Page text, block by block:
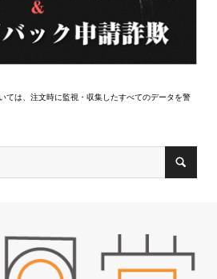
ては、注文時に監視・収集したすべてのデータを警